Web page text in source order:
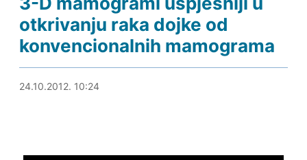
otkrivanju raka dojke od
konvencionalnih mamograma
24.10.2012. 11:30
24.10.2012. 10:24